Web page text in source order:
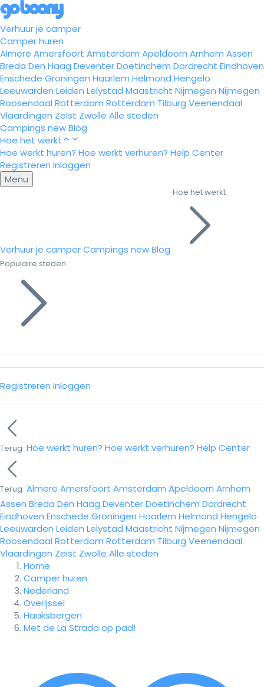
Verhuur je camper
Camper huren
Almere Amersfoort Amsterdam Apeldoorn Arnhem Assen
Breda Den Haag DeventerDoetinchem Dordrecht Eindhoven
Enschede Groningen Haarlem Helmond Hengelo
Leeuwarden Leiden Lelystad Maastricht Nijmegen Nijmegen
Roosendaal Rotterdam Rotterdam Tilburg Veenendaal
Vlaardingen Zeist Zwolle Alle steden
Campings newBlog
Hoe het werkt
Hoe werkt huren? Hoe werkt verhuren? Help Center
Registreren Inloggen
Menu
Verhuur je camperCampings newBlog
Hoe het werkt
Populaire steden
Registreren Inloggen
Terug Hoe werkt huren? Hoe werkt verhuren? Help Center
Terug Almere Amersfoort Amsterdam Apeldoorn Arnhem
Assen Breda Den Haag DeventerDoetinchem Dordrecht
Eindhoven Enschede Groningen Haarlem Helmond Hengelo
Leeuwarden Leiden Lelystad Maastricht Nijmegen Nijmegen
Roosendaal Rotterdam Rotterdam Tilburg Veenendaal
Vlaardingen Zeist Zwolle Alle steden
Home
Camper huren
Nederland
Overijssel
Haaksbergen
Met de La Strada op pad!